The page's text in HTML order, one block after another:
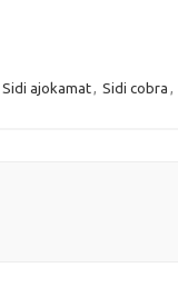
Sidi ajokamat, Sidi cobra ,